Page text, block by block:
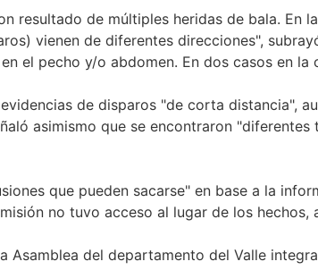
resultado de múltiples heridas de bala. En
vienen de diferentes direcciones",
el pecho y/o abdomen. En dos casos en la
de disparos "de corta distancia",
asimismo que se encontraron
que pueden sacarse" en base a la
no tuvo acceso al lugar de los hechos,
Asamblea del departamento del Valle